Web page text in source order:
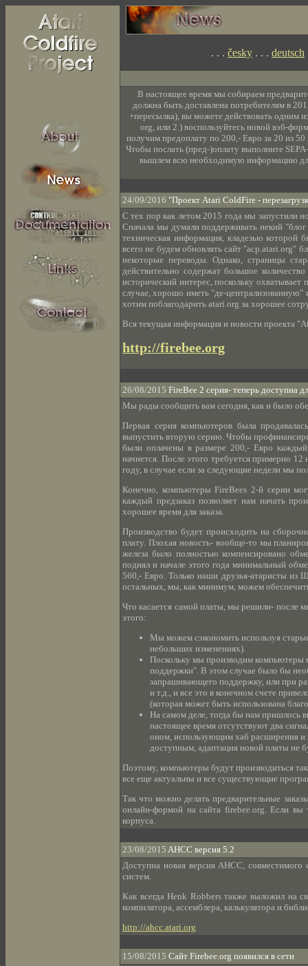
. . . česky . . . deutsch
В настоящее время мы собираем
должна быть доставлена потребителям в
+пересылка), вы можете действовать одним
org, или 2.) воспользуйтесь новой вэб-
получим предоплату по 200,- Евро за 20 из
Чтобы послать (пред-)оплату выполните
вышлем всю необходимую информацию
24/09/2016 "Проект Atari ColdFire -
С тех пор как летом 2015 года мы запустили
Сначала мы думали поддерживать некий
техническая информация, кладезью которой
всего не будем обновлять сайт "acp.atari.org"
некоторые переводы. Однако, страницы
действительно содержат большое
исторический интерес, поскольку
случае, хорошо иметь "де-
хотим поблагодарить atari.org за хорошее
Вся текущая информация и новости проекта
http://firebee.org
26/08/2015 FireBee 2 серия- теперь доступна
Мы рады сообщить вам сегодня, как и было
Первая серия компьютеров была
выпустить вторую серию. Чтобы
были оплачены в размере 200,- Евро
начнется. После этого требуется примерно
году, в случае если за следующие недели мы
Конечно, компьютеры FireBees 2-й серии
каждый предзаказ позволяет нам начать
хорошее время для заказа.
Производство будет происходить на
плату. Плохая новость- вообще-то мы
железа было полностью компенсировано
поднял и начале этого года минимальный
560,- Евро. Только наши друзья-атаристы из
остальных, мы, как минимум, можем
Что касается самой платы, мы решили- после
этого:
Мы можем сэкономить используя
небольших изменениях).
Поскольку мы производим компьютеры
поддержки". В этом случае было бы
запрашивающего поддержку, или при
и т.д., и все это в конечном счете
(которая может быть использована
На самом деле, тогда бы нам пришлось
настоящее время отсутствуют два
оном, использующим хаб расширения и
доступным, адаптация новой платы не
Поэтому, компьютеры будут производиться
все еще актуальны и все существующие
Так что можно делать предварительные
онлайн-формой на сайта firebee.org. Если вы
корпуса.
23/08/2015 AHCC версия 5.2
Доступна новая версия AHCC,
систем.
Как всегда Henk Robbers также выложил на
компилятора, ассемблера, калькулятора и
http://ahcc.atari.org
15/08/2015 Сайт Firebee.org появился в сети